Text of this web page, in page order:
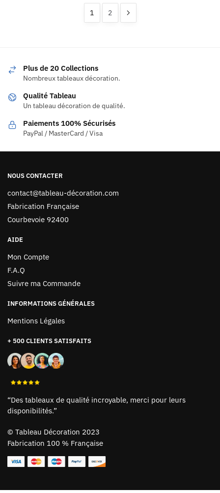
1 2
Plus de 20 Collections
Nombreux tableaux décoration.
Qualité Tableau
Un tableau décoration de qualité.
Paiements 100% Sécurisés
PayPal / MasterCard / Visa
NOUS CONTACTER
contact@tableau-décoration.com
Fabrication Française
Courbevoie 92400
AIDE
Mon Compte
F.A.Q
Suivre ma Commande
INFORMATIONS GÉNÉRALES
Mentions Légales
+ 500 CLIENTS SATISFAITS
“Des tableaux de qualité incroyable, merci pour leurs
disponibilités.”
© Tableau Décoration 2023
Fabrication 100 % Française